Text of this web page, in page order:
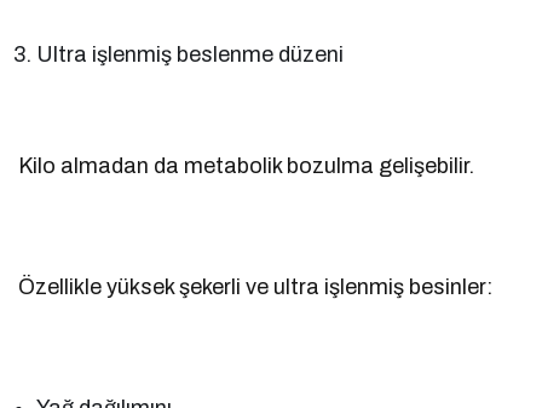
Ultra işlenmiş beslenme düzeni
Kilo almadan da metabolik bozulma gelişebilir.
Özellikle yüksek şekerli ve ultra işlenmiş besinler: